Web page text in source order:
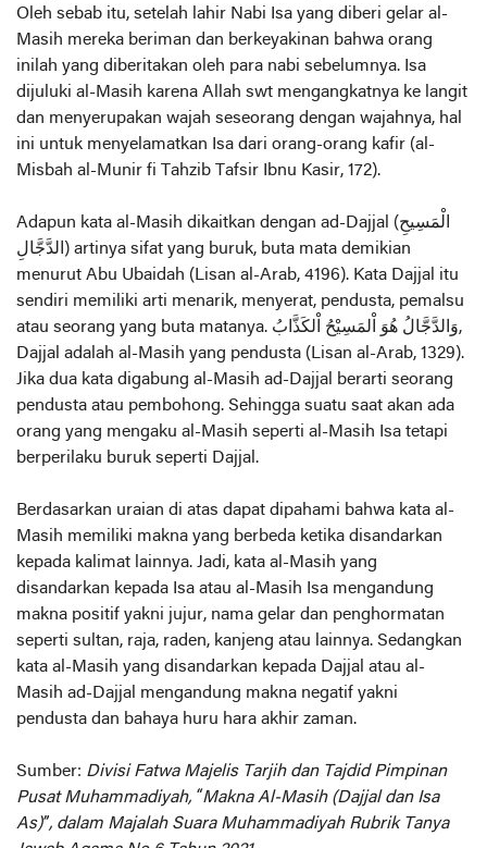
Oleh sebab itu, setelah lahir Nabi Isa yang diberi gelar al-
Masih mereka beriman dan berkeyakinan bahwa orang
inilah yang diberitakan oleh para nabi sebelumnya. Isa
dijuluki al-Masih karena Allah swt mengangkatnya ke langit
dan menyerupakan wajah seseorang dengan wajahnya, hal
ini untuk menyelamatkan Isa dari orang-orang kafir (al-
Misbah al-Munir fi Tahzib Tafsir Ibnu Kasir, 172).
Adapun kata al-Masih dikaitkan dengan ad-Dajjal (الْمَسِيحِ
الدَّجَّالِ) artinya sifat yang buruk, buta mata demikian
menurut Abu Ubaidah (Lisan al-Arab, 4196). Kata Dajjal itu
sendiri memiliki arti menarik, menyerat, pendusta, pemalsu
atau seorang yang buta matanya. وَالدَّجَّالُ هُوَ اْلمَسِيْحُ اْلكَذَّابُ,
Dajjal adalah al-Masih yang pendusta (Lisan al-Arab, 1329).
Jika dua kata digabung al-Masih ad-Dajjal berarti seorang
pendusta atau pembohong. Sehingga suatu saat akan ada
orang yang mengaku al-Masih seperti al-Masih Isa tetapi
berperilaku buruk seperti Dajjal.
Berdasarkan uraian di atas dapat dipahami bahwa kata al-
Masih memiliki makna yang berbeda ketika disandarkan
kepada kalimat lainnya. Jadi, kata al-Masih yang
disandarkan kepada Isa atau al-Masih Isa mengandung
makna positif yakni jujur, nama gelar dan penghormatan
seperti sultan, raja, raden, kanjeng atau lainnya. Sedangkan
kata al-Masih yang disandarkan kepada Dajjal atau al-
Masih ad-Dajjal mengandung makna negatif yakni
pendusta dan bahaya huru hara akhir zaman.
Sumber: Divisi Fatwa Majelis Tarjih dan Tajdid Pimpinan
Pusat Muhammadiyah, “Makna Al-Masih (Dajjal dan Isa
As)”, dalam Majalah Suara Muhammadiyah Rubrik Tanya